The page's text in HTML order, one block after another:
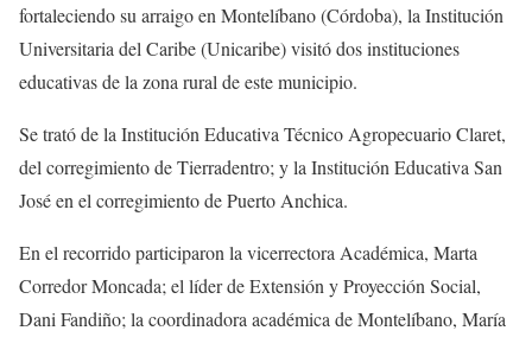
fortaleciendo su arraigo en Montelíbano (Córdoba), la Institución
Universitaria del Caribe (Unicaribe) visitó dos instituciones
educativas de la zona rural de este municipio.
Se trató de la Institución Educativa Técnico Agropecuario Claret,
del corregimiento de Tierradentro; y la Institución Educativa San
José en el corregimiento de Puerto Anchica.
En el recorrido participaron la vicerrectora Académica, Marta
Corredor Moncada; el líder de Extensión y Proyección Social,
Dani Fandiño; la coordinadora académica de Montelíbano, María